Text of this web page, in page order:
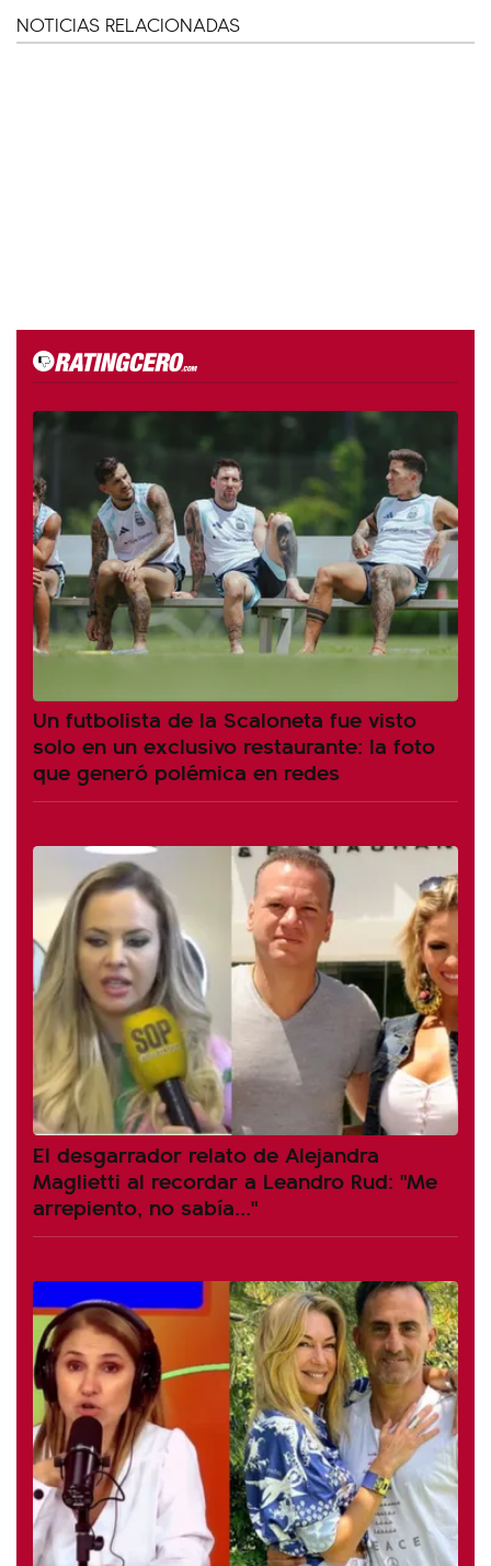
NOTICIAS RELACIONADAS
Un futbolista de la Scaloneta fue visto
solo en un exclusivo restaurante: la foto
que generó polémica en redes
El desgarrador relato de Alejandra
Maglietti al recordar a Leandro Rud: "Me
arrepiento, no sabía..."